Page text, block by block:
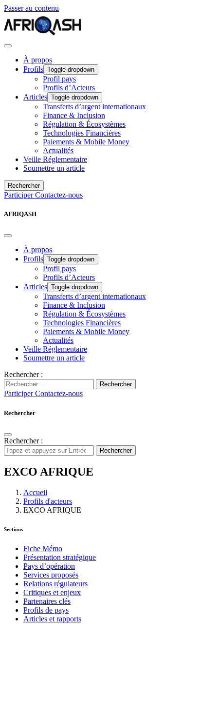
Passer au contenu
À propos
Profils Toggle dropdown
Profil pays
Profils d’Acteurs
Articles Toggle dropdown
Transferts d’argent internationaux
Finance & Inclusion
Régulation & Écosystèmes
Technologies Financières
Paiements & Mobile Money
Actualités
Veille Réglementaire
Soumettre un article
Rechercher
ParticiperContactez-nous
AFRIQASH
À propos
Profils Toggle dropdown
Profil pays
Profils d’Acteurs
Articles Toggle dropdown
Transferts d’argent internationaux
Finance & Inclusion
Régulation & Écosystèmes
Technologies Financières
Paiements & Mobile Money
Actualités
Veille Réglementaire
Soumettre un article
Rechercher :
Rechercher
ParticiperContactez-nous
Rechercher
Rechercher :
Rechercher
EXCO AFRIQUE
Accueil
Profils d'acteurs
EXCO AFRIQUE
Sections
Fiche Mémo
Présentation stratégique
Pays d’opération
Services proposés
Relations régulateurs
Critiques et enjeux
Partenaires clés
Profils de pays
Articles et rapports